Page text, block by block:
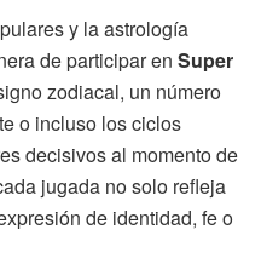
y la astrología
de participar en Super
zodiacal, un número
o incluso los ciclos
decisivos al momento de
jugada no solo refleja
de identidad, fe o